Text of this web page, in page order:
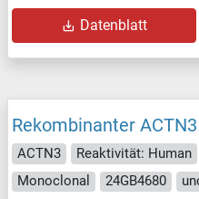
Datenblatt
Rekombinanter
ACTN3 Reaktivität: Human
Monoclonal
24GB4680